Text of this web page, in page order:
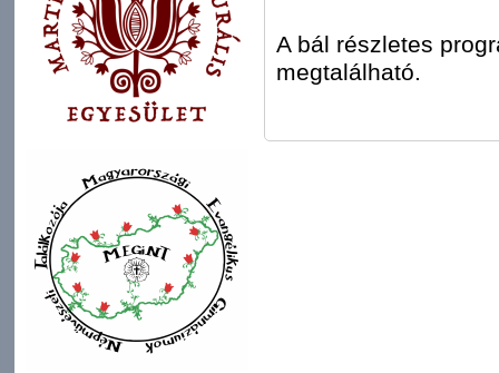
A bál részletes
megtalálható.